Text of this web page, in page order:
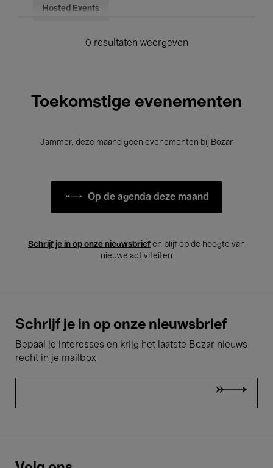
Hosted Events
0 resultaten weergeven
Toekomstige evenementen
Jammer, deze maand geen evenementen bij Bozar
Op de agenda deze maand
Schrijf je in op onze nieuwsbrief en blijf op de hoogte van
nieuwe activiteiten
Schrijf je in op onze nieuwsbrief
Bepaal je interesses en krijg het laatste Bozar nieuws
recht in je mailbox